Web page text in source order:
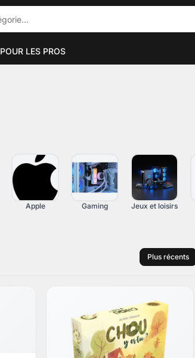
POUR LES PROS
PC gaming
PC workstation
Voir plus
Apple Gaming Jeux et loisirs
Plus récents